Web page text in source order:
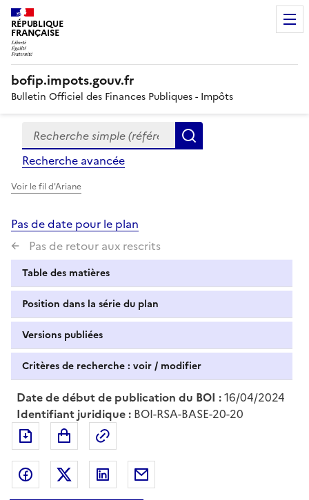
RÉPUBLIQUE
FRANÇAISE
bofip.impots.gouv.fr
Bulletin Officiel des Finances Publiques - Impôts
Formulaire
de
recherche
Recherche simple (références, mots clés, partie du
Recherche avancée
Voir le fil d'Ariane
Pas de date pour le plan
Pas de retour aux rescrits
Table des matières
Position dans la série du plan
Versions publiées
Critères de recherche : voir / modifier
Date de début de publication du BOI :16/04/2024
Identifiant juridique : BOI-RSA-BASE-20-20
Exporter le document au format pdf
Partager sur Facebook
Partager sur Twitter
Partager sur LinkedIn